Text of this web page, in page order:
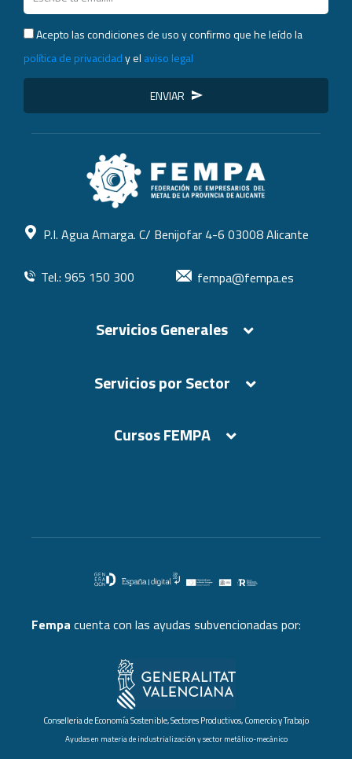
Acepto las condiciones de uso y confirmo que he leído la
política de privacidady el aviso legal
ENVIAR
P.I. Agua Amarga. C/ Benijofar 4-6 03008 Alicante
Tel.: 965 150 300 fempa@fempa.es
Servicios Generales
Servicios por Sector
Cursos FEMPA
Fempa cuenta con las ayudas subvencionadas por:
Conselleria de Economía Sostenible, Sectores Productivos, Comercio y Trabajo
Ayudas en materia de industrialización y sector metálico-mecánico